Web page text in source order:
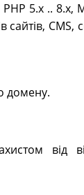
5.х .. 8.х,
CMS,
домену.
від